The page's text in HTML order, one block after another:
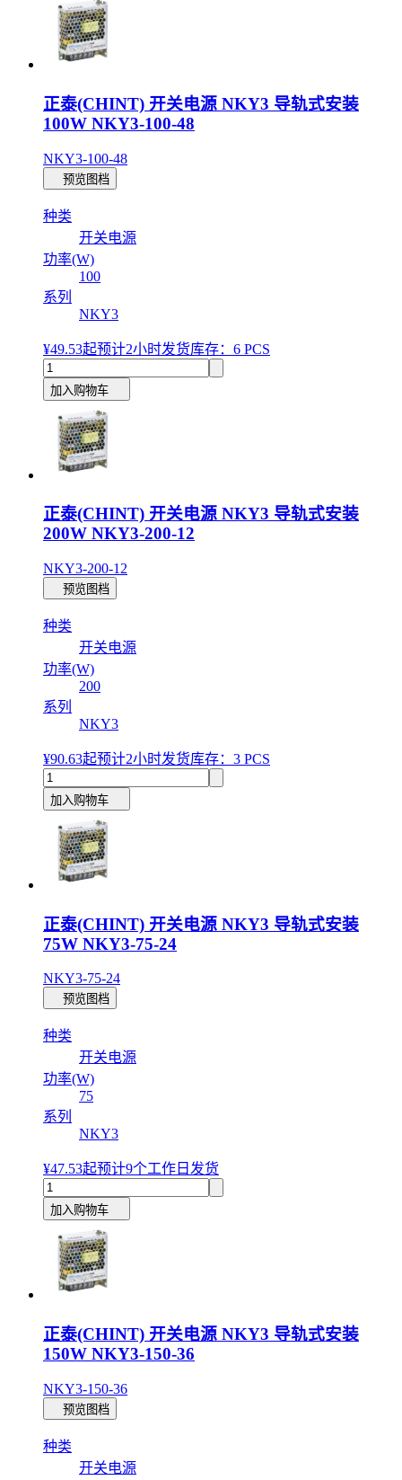
正泰(CHINT) 开关电源 NKY3 导轨式安装
100W NKY3-100-48
NKY3-100-48
预览图档
种类
开关电源
功率(W)
100
系列
NKY3
¥49.53起预计2小时发货库存：6 PCS
加入购物车
正泰(CHINT) 开关电源 NKY3 导轨式安装
200W NKY3-200-12
NKY3-200-12
预览图档
种类
开关电源
功率(W)
200
系列
NKY3
¥90.63起预计2小时发货库存：3 PCS
加入购物车
正泰(CHINT) 开关电源 NKY3 导轨式安装
75W NKY3-75-24
NKY3-75-24
预览图档
种类
开关电源
功率(W)
75
系列
NKY3
¥47.53起预计9个工作日发货
加入购物车
正泰(CHINT) 开关电源 NKY3 导轨式安装
150W NKY3-150-36
NKY3-150-36
预览图档
种类
开关电源